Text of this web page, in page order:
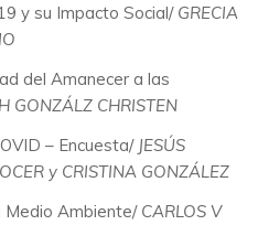
y su Impacto Social/ GRECIA
del Amanecer a las
GONZÁLZ CHRISTEN
– Encuesta/ JESÚS
y CRISTINA GONZÁLEZ
Medio Ambiente/ CARLOS V